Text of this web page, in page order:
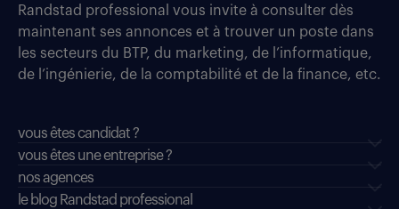
Randstad professional vous invite à consulter dès
maintenant ses annonces et à trouver un poste dans
les secteurs du BTP, du marketing, de l’informatique,
de l’ingénierie, de la comptabilité et de la finance, etc.
vous êtes candidat ?
vous êtes une entreprise ?
nos agences
le blog Randstad professional